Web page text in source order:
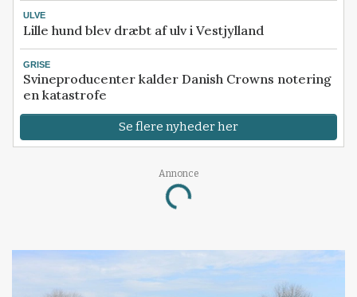
ULVE
Lille hund blev dræbt af ulv i Vestjylland
GRISE
Svineproducenter kalder Danish Crowns notering
en katastrofe
Se flere nyheder her
Annonce
Loading...